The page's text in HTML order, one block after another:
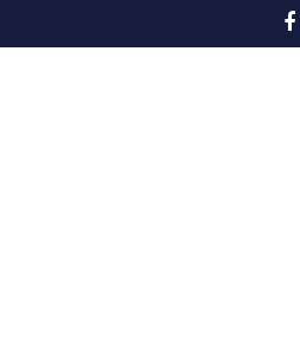
actual coyuntura
de dólares por afectaciones a
Vozinha genera